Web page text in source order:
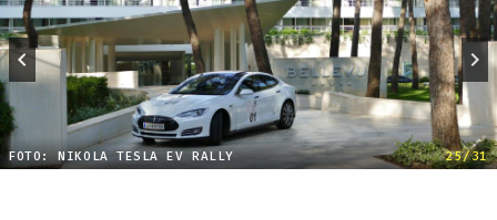
FOTO: NIKOLA TESLA EV RALLY 25/31